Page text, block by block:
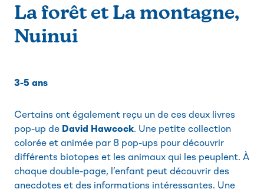
La forêt et La montagne,
Nuinui
3-5 ans
Certains ont également reçu un de ces deux livres
pop-up de David Hawcock. Une petite collection
colorée et animée par 8 pop-ups pour découvrir
différents biotopes et les animaux qui les peuplent. À
chaque double-page, l’enfant peut découvrir des
anecdotes et des informations intéressantes. Une